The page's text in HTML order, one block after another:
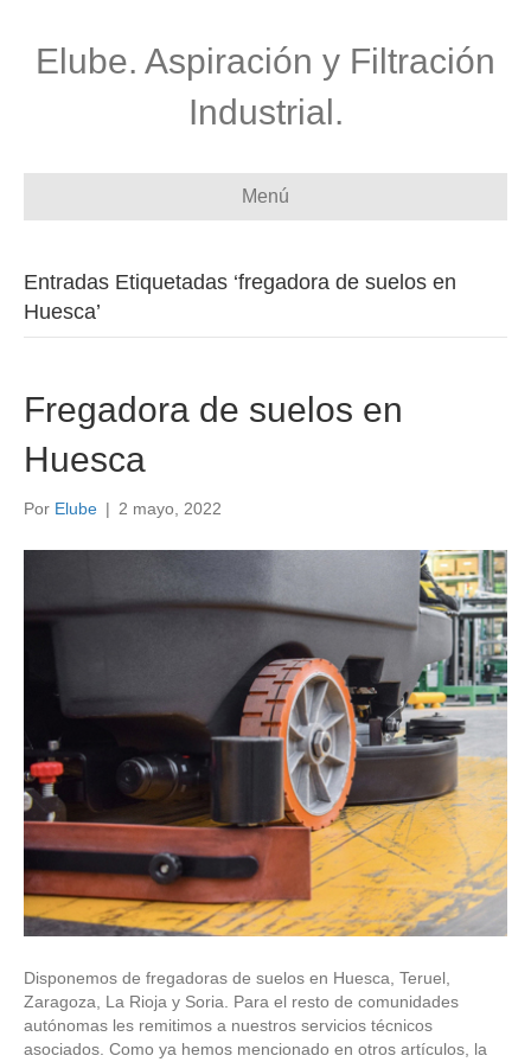
Elube. Aspiración y Filtración
Industrial.
Menú
Entradas Etiquetadas ‘fregadora de suelos en
Huesca’
Fregadora de suelos en
Huesca
Por Elube | 2 mayo, 2022
Disponemos de fregadoras de suelos en Huesca, Teruel,
Zaragoza, La Rioja y Soria. Para el resto de comunidades
autónomas les remitimos a nuestros servicios técnicos
asociados. Como ya hemos mencionado en otros artículos, la